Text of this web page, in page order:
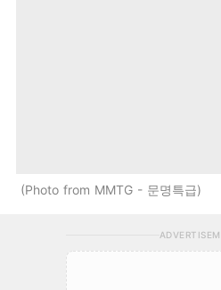
Photo from MMTG - 문명특급